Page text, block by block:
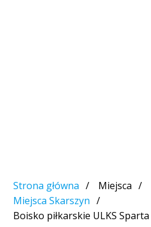
Strona główna Miejsca
Miejsca Skarszyn
Boisko piłkarskie ULKS Sparta